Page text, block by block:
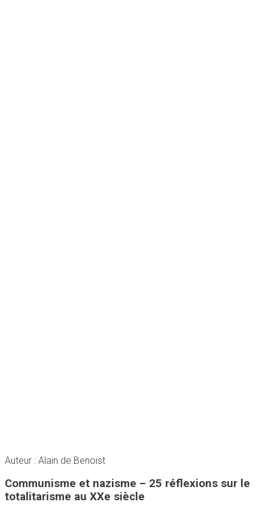
Auteur : Alain de Benoist
Communisme et nazisme – 25 réflexions sur le
totalitarisme au XXe siècle